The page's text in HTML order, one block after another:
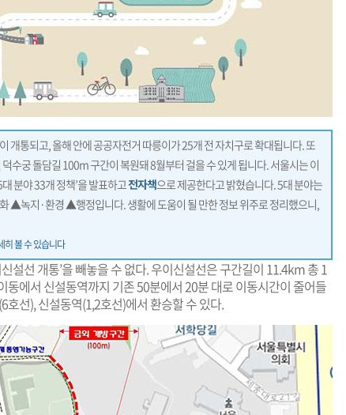
개통되고, 올해 안에 공공자전거 따릉이가 25개 전 자치구로 확대됩니다. 또
수궁 돌담길 100m 구간이 복원돼 8월부터 걸을 수 있게 됩니다. 서울시는 이
분야 33개 정책’을 발표하고전자책으로 제공한다고 밝혔습니다. 5대 분야는
녹지·환경 ▲행정입니다. 생활에 도움이 될 만한 정보 위주로 정리했으니,
볼 수 있습니다
설선 개통’을 빼놓을 수 없다. 우이신설선은 구간길이 11.4km 총 1
동에서 신설동역까지 기존 50분에서 20분 대로 이동시간이 줄어들
호선), 신설동역(1,2호선)에서 환승할 수 있다.